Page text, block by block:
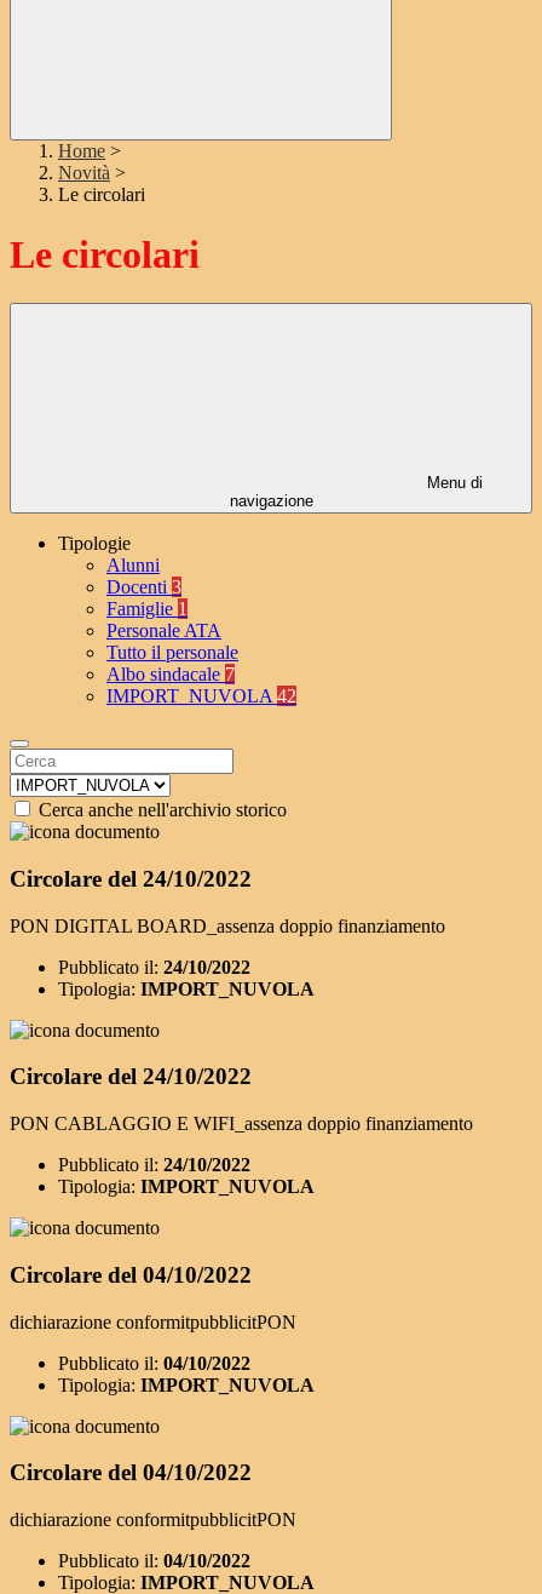
Home >
Novità >
Le circolari
Le circolari
Menu di
navigazione
Tipologie
Alunni
Docenti 3
Famiglie 1
Personale ATA
Tutto il personale
Albo sindacale 7
IMPORT_NUVOLA 42
Cerca anche nell'archivio storico
Circolare del 24/10/2022
PON DIGITAL BOARD_assenza doppio finanziamento
Pubblicato il: 24/10/2022
Tipologia: IMPORT_NUVOLA
Circolare del 24/10/2022
PON CABLAGGIO E WIFI_assenza doppio finanziamento
Pubblicato il: 24/10/2022
Tipologia: IMPORT_NUVOLA
Circolare del 04/10/2022
dichiarazione conformitpubblicitPON
Pubblicato il: 04/10/2022
Tipologia: IMPORT_NUVOLA
Circolare del 04/10/2022
dichiarazione conformitpubblicitPON
Pubblicato il: 04/10/2022
Tipologia: IMPORT_NUVOLA